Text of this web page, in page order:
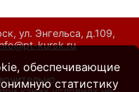
ул. Энгельса, д.109,
kursk.ru
обеспечивающие
статистику